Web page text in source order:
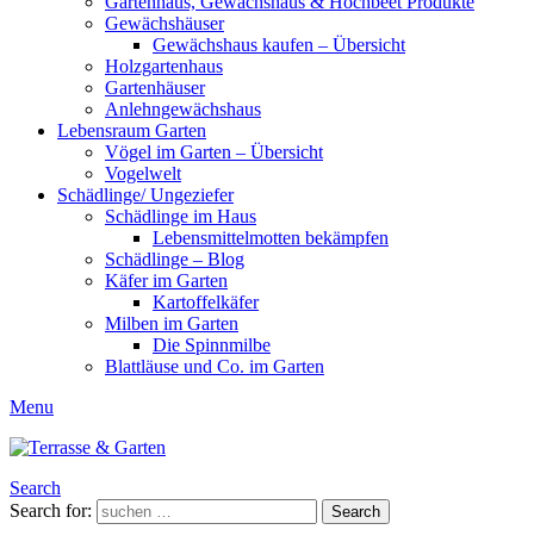
Gewächshäuser
Gewächshaus kaufen – Übersicht
Holzgartenhaus
Gartenhäuser
Anlehngewächshaus
Lebensraum Garten
Vögel im Garten – Übersicht
Vogelwelt
Schädlinge/ Ungeziefer
Schädlinge im Haus
Lebensmittelmotten bekämpfen
Schädlinge – Blog
Käfer im Garten
Kartoffelkäfer
Milben im Garten
Die Spinnmilbe
Blattläuse und Co. im Garten
Menu
Search
Search for:
Search